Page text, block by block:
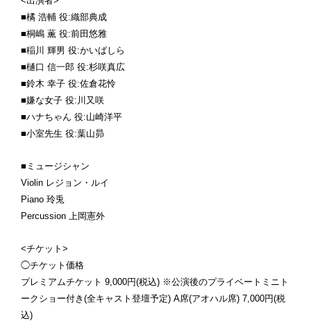
■橘 浩輔 役:織部典成
■桐嶋 薫 役:前田悠雅
■稲川 輝男 役:かいばしら
■樋口 信一郎 役:杉咲真広
■鈴木 幸子 役:佐倉花怜
■嫌な女子 役:川又咲
■ハナちゃん 役:山崎洋平
■小室先生 役:葉山昴
■ミュージシャン
Violin レジョン・ルイ
Piano 玲兎
Percussion 上岡憲外
<チケット>
◯チケット価格
プレミアムチケット 9,000円(税込) ※公演後のプライベートミニト
ークショー付き(全キャスト登壇予定) A席(アオハル席) 7,000円(税
込)